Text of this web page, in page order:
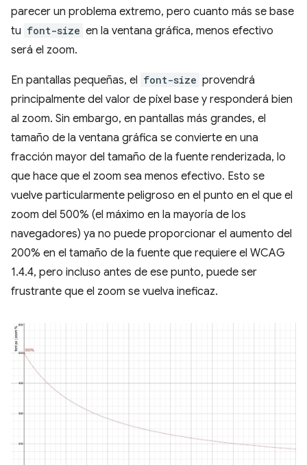
parecer un problema extremo, pero cuanto más se base
tu font-size en la ventana gráfica, menos efectivo
será el zoom.
En pantallas pequeñas, el font-size provendrá
principalmente del valor de píxel base y responderá bien
al zoom. Sin embargo, en pantallas más grandes, el
tamaño de la ventana gráfica se convierte en una
fracción mayor del tamaño de la fuente renderizada, lo
que hace que el zoom sea menos efectivo. Esto se
vuelve particularmente peligroso en el punto en el que el
zoom del 500% (el máximo en la mayoría de los
navegadores) ya no puede proporcionar el aumento del
200% en el tamaño de la fuente que requiere el WCAG
1.4.4, pero incluso antes de ese punto, puede ser
frustrante que el zoom se vuelva ineficaz.